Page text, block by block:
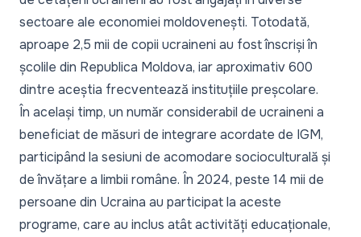
sectoare ale economiei moldovenești. Totodată,
aproape 2,5 mii de copii ucraineni au fost înscriși în
școlile din Republica Moldova, iar aproximativ 600
dintre aceștia frecventează instituțiile preșcolare.
În același timp, un număr considerabil de ucraineni a
beneficiat de măsuri de integrare acordate de IGM,
participând la sesiuni de acomodare socioculturală și
de învățare a limbii române. În 2024, peste 14 mii de
persoane din Ucraina au participat la aceste
programe, care au inclus atât activități educaționale,